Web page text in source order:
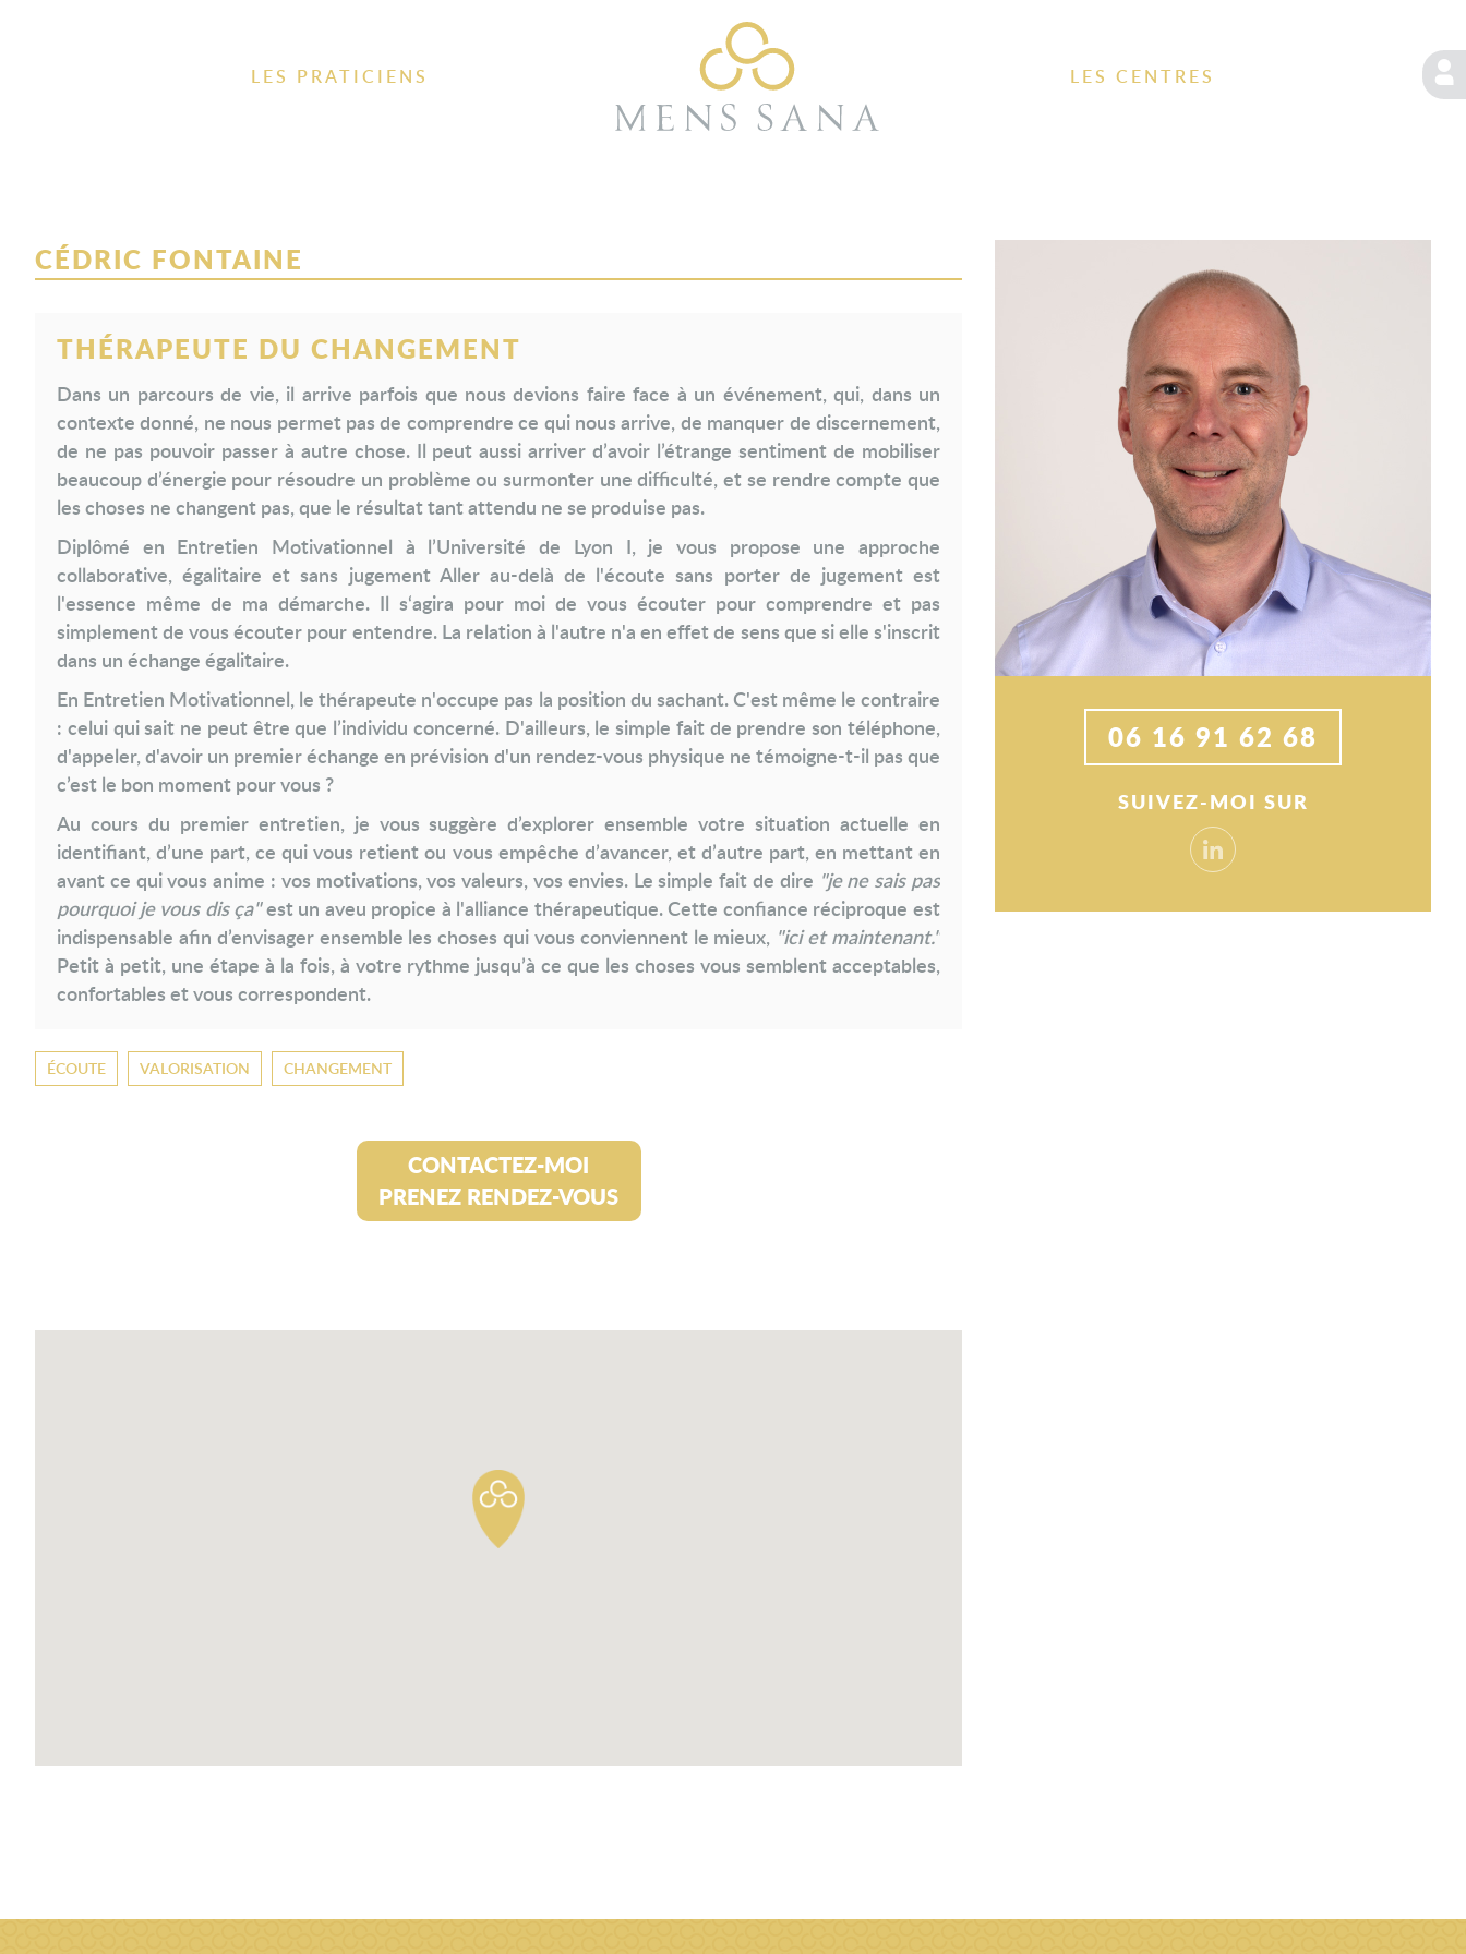
LES PRATICIENS LES CENTRES
CÉDRIC FONTAINE
06 16 91 62 68
SUIVEZ-MOI SUR
THÉRAPEUTE DU CHANGEMENT
Dans un parcours de vie, il arrive parfois que nous devions faire face à un événement, qui, dans un
contexte donné, ne nous permet pas de comprendre ce qui nous arrive, de manquer de discernement,
de ne pas pouvoir passer à autre chose. Il peut aussi arriver d’avoir l’étrange sentiment de mobiliser
beaucoup d’énergie pour résoudre un problème ou surmonter une difficulté, et se rendre compte que
les choses ne changent pas, que le résultat tant attendu ne se produise pas.
Diplômé en Entretien Motivationnel à l’Université de Lyon I, je vous propose une approche
collaborative, égalitaire et sans jugement Aller au-delà de l'écoute sans porter de jugement est
l'essence même de ma démarche. Il s‘agira pour moi de vous écouter pour comprendre et pas
simplement de vous écouter pour entendre. La relation à l'autre n'a en effet de sens que si elle s'inscrit
dans un échange égalitaire.
En Entretien Motivationnel, le thérapeute n'occupe pas la position du sachant. C'est même le contraire
: celui qui sait ne peut être que l’individu concerné. D'ailleurs, le simple fait de prendre son téléphone,
d'appeler, d'avoir un premier échange en prévision d'un rendez-vous physique ne témoigne-t-il pas que
c’est le bon moment pour vous ?
Au cours du premier entretien, je vous suggère d’explorer ensemble votre situation actuelle en
identifiant, d’une part, ce qui vous retient ou vous empêche d’avancer, et d’autre part, en mettant en
avant ce qui vous anime : vos motivations, vos valeurs, vos envies. Le simple fait de dire "je ne sais pas
pourquoi je vous dis ça"est un aveu propice à l'alliance thérapeutique. Cette confiance réciproque est
indispensable afin d’envisager ensemble les choses qui vous conviennent le mieux, "ici et maintenant."
Petit à petit, une étape à la fois, à votre rythme jusqu’à ce que les choses vous semblent acceptables,
confortables et vous correspondent.
ÉCOUTE VALORISATION CHANGEMENT
CONTACTEZ-MOI
PRENEZ RENDEZ-VOUS